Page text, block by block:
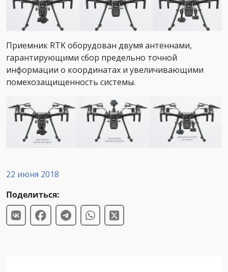
22 июня 2018
Поделиться:
Приемник RTK оборудован двумя антеннами,
гарантирующими сбор предельно точной
информации о координатах и увеличивающими
помехозащищенность системы.